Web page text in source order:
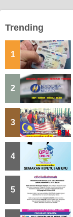
Trending
1
2
3
4
5